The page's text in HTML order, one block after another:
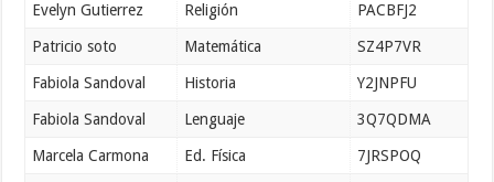
Evelyn Gutierrez Religión PACBFJ2
Patricio soto Matemática SZ4P7VR
Fabiola Sandoval Historia Y2JNPFU
Fabiola Sandoval Lenguaje 3Q7QDMA
Marcela Carmona Ed. Física 7JRSPOQ